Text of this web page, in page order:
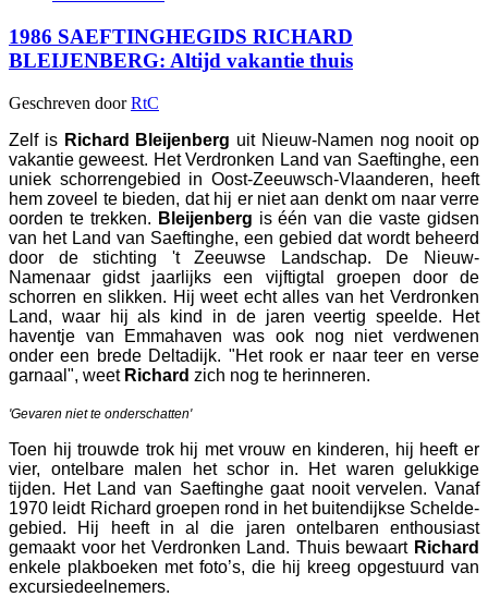
1986 SAEFTINGHEGIDS RICHARD
BLEIJENBERG: Altijd vakantie thuis
Geschreven doorRtC
Zelf is Richard Bleijenberg uit Nieuw-Namen nog nooit op
vakantie geweest. Het Verdronken Land van Saeftinghe, een
uniek schorrengebied in Oost-Zeeuwsch-Vlaanderen, heeft
hem zoveel te bieden, dat hij er niet aan denkt om naar verre
oorden te trekken. Bleijenberg is één van die vaste gidsen
van het Land van Saeftinghe, een gebied dat wordt beheerd
door de stichting 't Zeeuwse Landschap. De Nieuw-
Namenaar gidst jaarlijks een vijftigtal groepen door de
schorren en slikken. Hij weet echt alles van het Verdronken
Land, waar hij als kind in de jaren veertig speelde. Het
haventje van Emmahaven was ook nog niet verdwenen
onder een brede Deltadijk. "Het rook er naar teer en verse
garnaal", weet Richard zich nog te herinneren.
'Gevaren niet te onderschatten'
Toen hij trouwde trok hij met vrouw en kinderen, hij heeft er
vier, ontelbare malen het schor in. Het waren gelukkige
tijden. Het Land van Saeftinghe gaat nooit vervelen. Vanaf
1970 leidt Richard groepen rond in het buitendijkse Schelde-
gebied. Hij heeft in al die jaren ontelbaren enthousiast
gemaakt voor het Verdronken Land. Thuis bewaart Richard
enkele plakboeken met foto’s, die hij kreeg opgestuurd van
excursiedeelnemers.